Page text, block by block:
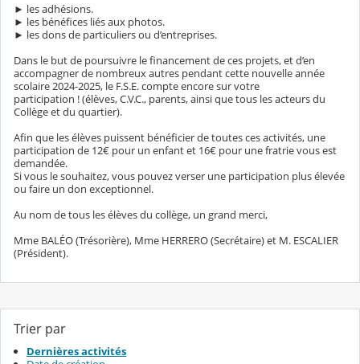
► les adhésions.
► les bénéfices liés aux photos.
► les dons de particuliers ou d’entreprises.
Dans le but de poursuivre le financement de ces projets, et d’en
accompagner de nombreux autres pendant cette nouvelle année
scolaire 2024-2025, le F.S.E. compte encore sur votre
participation ! (élèves, C.V.C., parents, ainsi que tous les acteurs du
Collège et du quartier).
Afin que les élèves puissent bénéficier de toutes ces activités, une
participation de 12€ pour un enfant et 16€ pour une fratrie vous est
demandée.
Si vous le souhaitez, vous pouvez verser une participation plus élevée
ou faire un don exceptionnel.
Au nom de tous les élèves du collège, un grand merci,
Mme BALÉO (Trésorière), Mme HERRERO (Secrétaire) et M. ESCALIER
(Président).
Trier par
Dernières activités